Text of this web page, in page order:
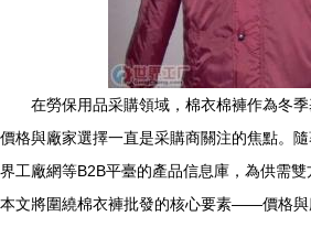
在勞保用品采購領域，棉衣棉褲作為冬
價格與廠家選擇一直是采購商關注的焦點。
界工廠網等B2B平臺的產品信息庫，為供需雙
本文將圍繞棉衣褲批發的核心要素——價格與